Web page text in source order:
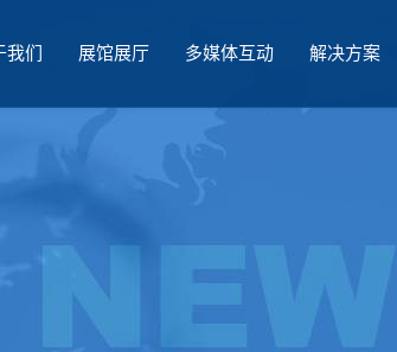
我们 展馆展厅 多媒体互动 解决方案